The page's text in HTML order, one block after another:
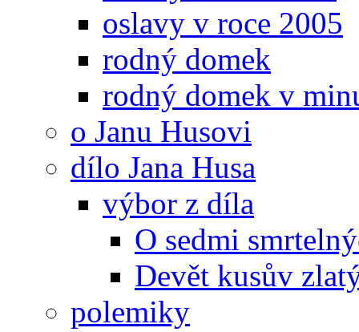
oslavy v roce 2005
rodný domek
rodný domek v
o Janu Husovi
dílo Jana Husa
výbor z díla
O sedmi
Devět kusův
polemiky